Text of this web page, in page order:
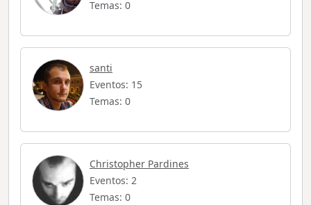
Temas: 0
santi
Eventos: 15
Temas: 0
Christopher Pardines
Eventos: 2
Temas: 0